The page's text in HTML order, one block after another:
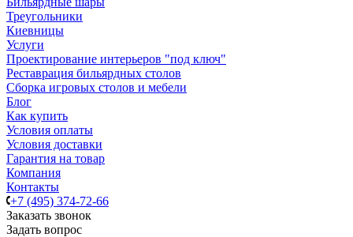
Треугольники
Киевницы
Услуги
Проектирование интерьеров "под ключ"
Реставрация бильярдных столов
Сборка игровых столов и мебели
Блог
Как купить
Условия оплаты
Условия доставки
Гарантия на товар
Компания
Контакты
+7 (495) 374-72-66
Заказать звонок
Задать вопрос